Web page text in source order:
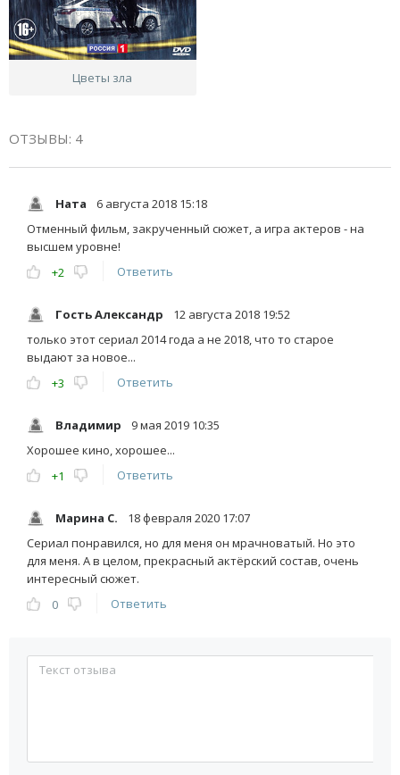
Цветы зла
ОТЗЫВЫ: 4
Ната
6 августа 2018 15:18
Отменный фильм, закрученный сюжет, а игра актеров - на
высшем уровне!
+2
Ответить
Гость Александр
12 августа 2018 19:52
только этот сериал 2014 года а не 2018, что то старое
выдают за новое...
+3
Ответить
Владимир
9 мая 2019 10:35
Хорошее кино, хорошее...
+1
Ответить
Марина С.
18 февраля 2020 17:07
Сериал понравился, но для меня он мрачноватый. Но это
для меня. А в целом, прекрасный актёрский состав, очень
интересный сюжет.
0
Ответить